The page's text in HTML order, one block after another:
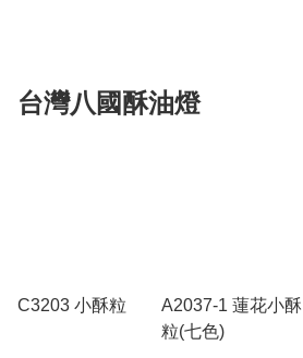
台灣八國酥油燈
C3203 小酥粒
A2037-1 蓮花小酥
粒(七色)